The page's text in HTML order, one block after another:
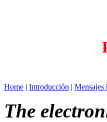
Home | Introducción | Mensajes |
The